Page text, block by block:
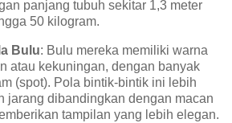
panjang tubuh sekitar 1,3 meter
50 kilogram.
Bulu: Bulu mereka memiliki warna
atau kekuningan, dengan banyak
(spot). Pola bintik-bintik ini lebih
jarang dibandingkan dengan macan
tampilan yang lebih elegan.